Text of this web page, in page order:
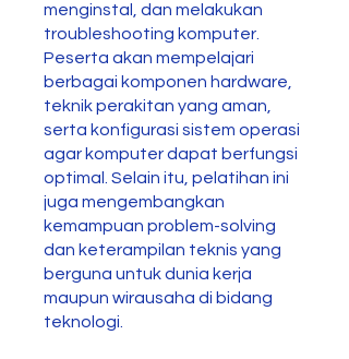
menginstal, dan melakukan
troubleshooting komputer.
Peserta akan mempelajari
berbagai komponen hardware,
teknik perakitan yang aman,
serta konfigurasi sistem operasi
agar komputer dapat berfungsi
optimal. Selain itu, pelatihan ini
juga mengembangkan
kemampuan problem-solving
dan keterampilan teknis yang
berguna untuk dunia kerja
maupun wirausaha di bidang
teknologi.